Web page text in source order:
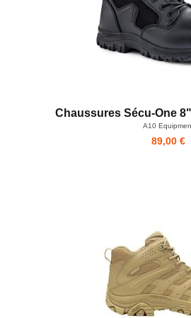
Chaussures Sécu-One
A10
89,00 €